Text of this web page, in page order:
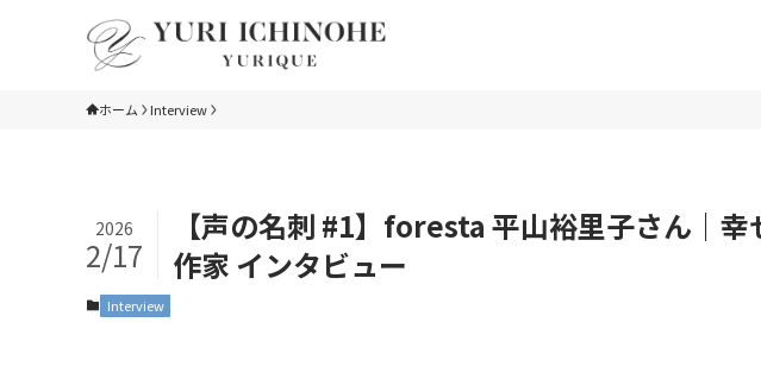
ホーム Interview
【声の名刺 #1】foresta 平山裕里子さん｜
作家 インタビュー
2026
2/17
Interview